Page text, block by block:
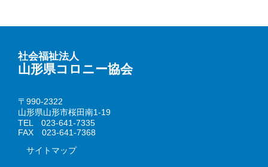
社会福祉法人
山形県コロニー協会
〒990-2322
山形県山形市桜田南1-19
TEL 023-641-7335
FAX 023-641-7368
サイトマップ